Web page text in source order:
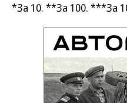
*За 10. **За 100. ***За